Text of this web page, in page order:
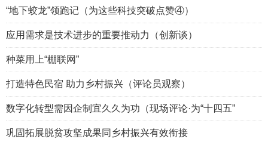
“地下蛟龙”领跑记（为这些科技突破点赞④）
应用需求是技术进步的重要推动力（创新谈）
种菜用上“棚联网”
打造特色民宿 助力乡村振兴（评论员观察）
数字化转型需因企制宜久久为功（现场评论·为“十四五”
巩固拓展脱贫攻坚成果同乡村振兴有效衔接